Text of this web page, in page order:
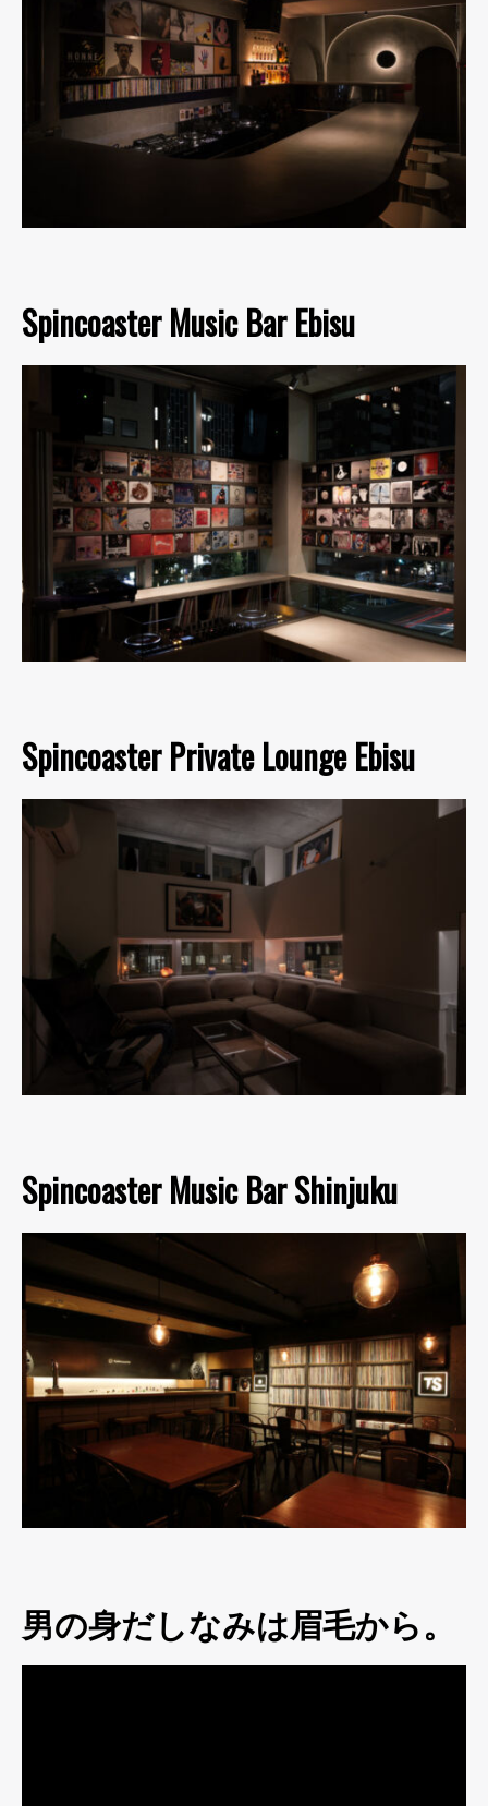
Spincoaster Music Bar Ebisu
Spincoaster Private Lounge Ebisu
Spincoaster Music Bar Shinjuku
男の身だしなみは眉毛から。